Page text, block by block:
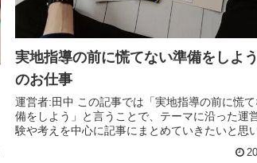
実地指導の前に慌てない準備をしよ
のお仕事
運営者:田中 この記事では「実地指導の前に慌
備をしよう」と言うことで、テーマに沿った運
験や考えを中心に記事にまとめていきたいと思い